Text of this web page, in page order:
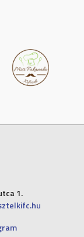
1.